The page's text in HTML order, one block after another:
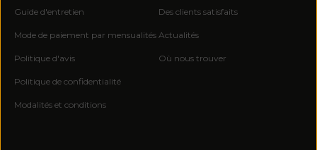
Guide d'entretien
Mode de paiement par mensualités
Politique d'avis
Politique de confidentialité
Modalités et conditions
Des clients satisfaits
Actualités
Où nous trouver